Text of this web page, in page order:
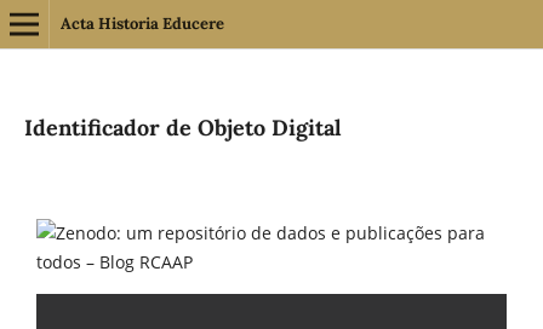
Acta Historia Educere
Identificador de Objeto Digital